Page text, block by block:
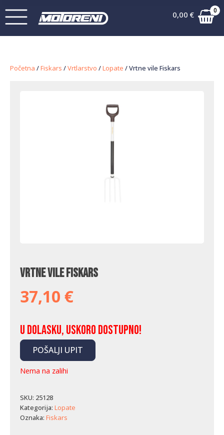
0,00 € 0
Početna /Fiskars /Vrtlarstvo /Lopate / Vrtne vile Fiskars
Vrtne vile Fiskars
37,10 €
U dolasku, uskoro dostupno!
POŠALJI UPIT
Nema na zalihi
SKU: 25128
Kategorija: Lopate
Oznaka: Fiskars